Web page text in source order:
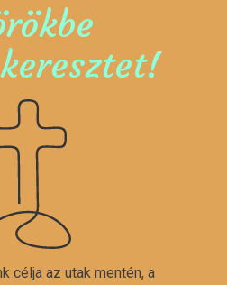
célja az utak mentén, a